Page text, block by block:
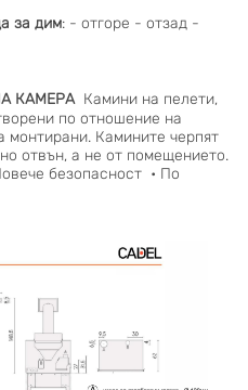
за дим: - отгоре - отзад -
КАМЕРАКамини на пелети,
по отношение на
Камините черпят
отвън, а не от помещението.
безопасност • По